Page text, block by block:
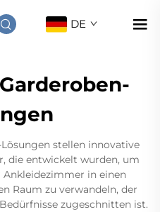
DE
stellen innovative
die entwickelt wurden, um
in einen
Raum zu verwandeln, der
zugeschnitten ist.